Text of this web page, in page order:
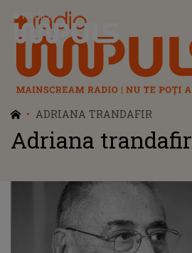
Radio Impuls
ADRIANA TRANDAFIR
Adriana trandafir